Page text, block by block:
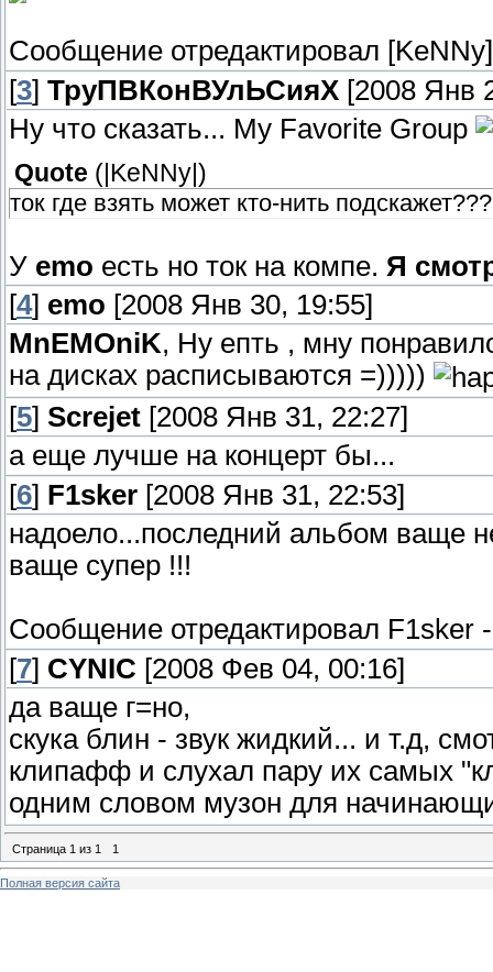
Сообщение отредактировал [KeNNy]
[3] ТруПВКонВУлЬСияХ [2008 Янв
Ну что сказать... My Favorite Group
Quote ( |KeNNy| )
ток где взять может кто-нить подскажет???
У emo есть но ток на компе. Я
[4] emo [2008 Янв 30, 19:55]
MnEMOniK, Ну епть , мну
на дисках расписываются =)))))
[5] Screjet [2008 Янв 31, 22:27]
а еще лучше на концерт бы...
[6] F1sker [2008 Янв 31, 22:53]
надоело...последний альбом ваще
ваще супер !!!
Сообщение отредактировал F1sker
[7] CYNIC [2008 Фев 04, 00:16]
да ваще г=но,
скука блин - звук жидкий... и т.д,
клипафф и слухал пару их самых
одним словом музон для
Страница 1 из 1 1
Полная версия сайта